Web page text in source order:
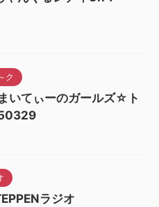
ク
いてぃーのガールズ☆ト
ラジオ